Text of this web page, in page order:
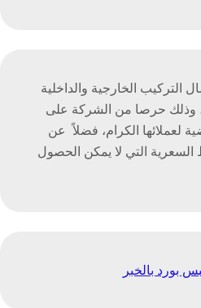
التركيب الخارجية والداخلية
وذلك حرصا من الشركة على
لعملائها الكرام، فضلاً عن
السعرية التي لا يمكن الحصول
بورد بالخبر